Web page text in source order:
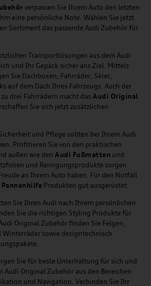
verpassen Sie Ihrem Auto den letzten
eine persönliche Note. Wählen Sie jetzt
Sortiment das passende Audi Zubehör für
Transportlösungen aus dem Audi
und Ihr Gepäck sicher ans Ziel. Mittels
Sie Dachboxen, Fahrräder, Skier,
auf dem Dach Ihres Fahrzeugs. Auch der
drei Fahrrädern macht das Audi Original
Sie sich jetzt zusätzlichen
und Pflege sollten bei Ihrem Audi
Profitieren Sie von den praktischen
außen wie den Audi Fußmatten und
und Reinigungsprodukte sorgen
an Ihrem Auto haben. Für den Notfall
Pannenhilfe Produkten gut ausgerüstet.
Sie Ihren Audi nach Ihrem persönlichen
Sie die richtigen Styling Produkte für
Original Zubehör finden Sie Felgen,
sowie designtechnisch
Sie für beste Unterhaltung für sich und
Original Zubehör aus den Bereichen
und Navigation. Verbinden Sie Ihr